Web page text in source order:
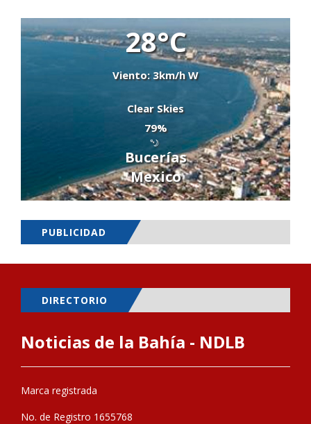
28°C
Viento: 3km/h W
Clear Skies
79%
Bucerías
Mexico
PUBLICIDAD
DIRECTORIO
Noticias de la Bahía - NDLB
Marca registrada
No. de Registro 1655768